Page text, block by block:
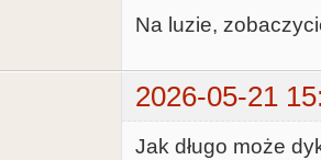
Na luzie,
2026-05-21
Jak długo może